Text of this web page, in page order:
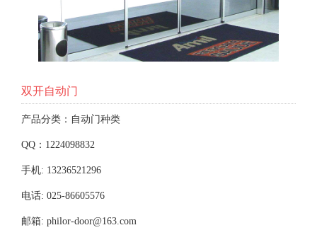
双开自动门
产品分类：自动门种类
QQ：1224098832
手机: 13236521296
电话: 025-86605576
邮箱: philor-door@163.com